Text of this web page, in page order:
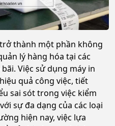
thành một phần không
lý hàng hóa tại các
Việc sử dụng máy in
quả công việc, tiết
sai sót trong việc kiểm
sự đa dạng của các loại
hiện nay, việc lựa